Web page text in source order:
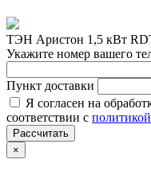
ТЭН Аристон 1,5 кВт
Укажите номер вашего
Пункт доставки
Я согласен на
соответствии с
Рассчитать
×